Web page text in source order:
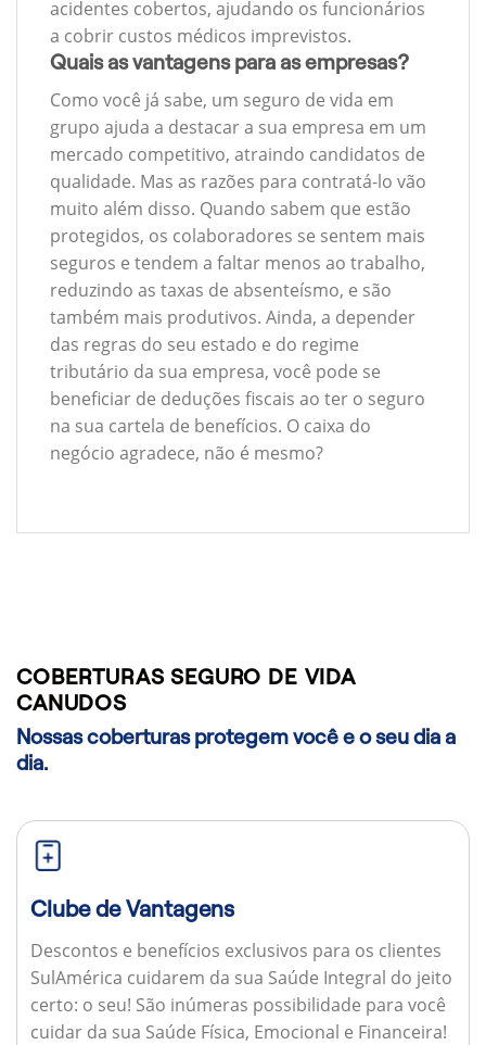
acidentes cobertos, ajudando os funcionários
a cobrir custos médicos imprevistos.
Quais as vantagens para as empresas?
Como você já sabe, um seguro de vida em
grupo ajuda a destacar a sua empresa em um
mercado competitivo, atraindo candidatos de
qualidade. Mas as razões para contratá-lo vão
muito além disso. Quando sabem que estão
protegidos, os colaboradores se sentem mais
seguros e tendem a faltar menos ao trabalho,
reduzindo as taxas de absenteísmo, e são
também mais produtivos. Ainda, a depender
das regras do seu estado e do regime
tributário da sua empresa, você pode se
beneficiar de deduções fiscais ao ter o seguro
na sua cartela de benefícios. O caixa do
negócio agradece, não é mesmo?
COBERTURAS SEGURO DE VIDA
CANUDOS
Nossas coberturas protegem você e o seu dia a
dia.
Clube de Vantagens
Descontos e benefícios exclusivos para os clientes
SulAmérica cuidarem da sua Saúde Integral do jeito
certo: o seu! São inúmeras possibilidade para você
cuidar da sua Saúde Física, Emocional e Financeira!